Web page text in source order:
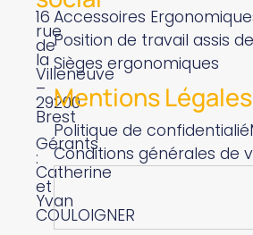
16
rue
de
la
Villeneuve
–
29200
Brest
Gérants
:
Catherine
et
Yvan
COULOIGNER
Accessoires
Position de travail assis
Sièges ergonomiques
Mentions Légales
Politique de confidentialié
Conditions générales de